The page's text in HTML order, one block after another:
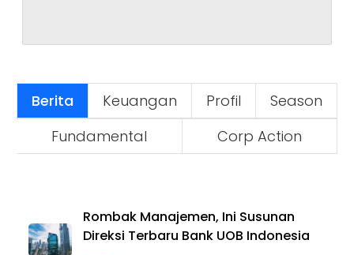
Berita Keuangan Profil
Season
Fundamental
Corp Action
Rombak Manajemen, Ini Susunan
Direksi Terbaru Bank UOB Indonesia